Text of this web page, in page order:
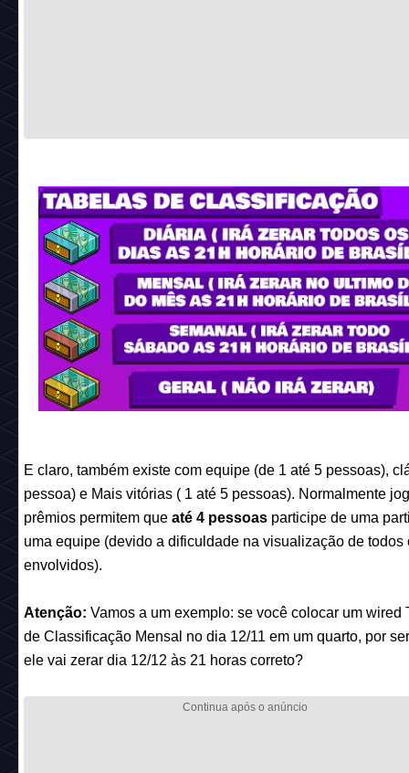
E claro, também existe com equipe (de 1 até 5 pessoas),
pessoa) e Mais vitórias ( 1 até 5 pessoas). Normalmente
prêmios permitem que até 4 pessoas participe de uma
uma equipe (devido a dificuldade na visualização de todos
envolvidos).
Atenção: Vamos a um exemplo: se você colocar um wired
de Classificação Mensal no dia 12/11 em um quarto, por
ele vai zerar dia 12/12 às 21 horas correto?